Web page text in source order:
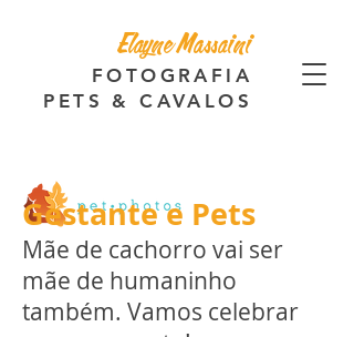
Elayne Massaini
FOTOGRAFIA
PETS & CAVALOS
Gestante e Pets
Mãe de cachorro vai ser
mãe de humaninho
também. Vamos celebrar